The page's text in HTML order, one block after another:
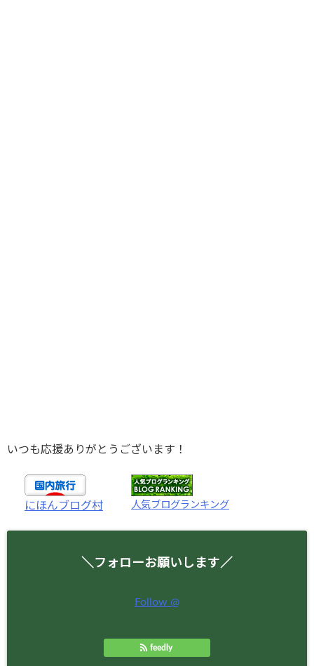
いつも応援ありがとうございます！
にほんブログ村 人気ブログランキング
＼フォローお願いします／
Follow @
feedly